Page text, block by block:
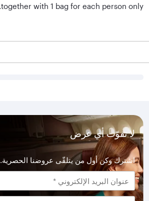
together with 1 bag for each person only.
لا تفوّت أي عرض
اشترك وكن أول من يتلقّى عروضنا الحصرية.